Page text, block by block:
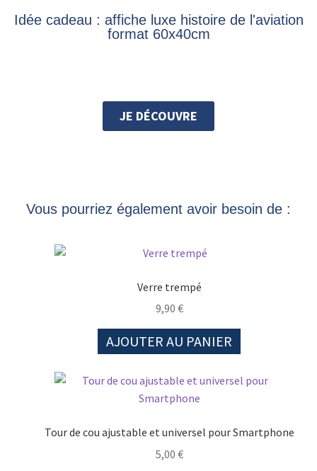
Idée cadeau : affiche luxe histoire de l'aviation
format 60x40cm
JE DÉCOUVRE
Vous pourriez également avoir besoin de :
Verre trempé
9,90 €
AJOUTER AU PANIER
Tour de cou ajustable et universel pour Smartphone
5,00 €